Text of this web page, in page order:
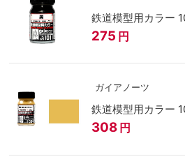
鉄道模型用カラー
275 円
ガイアノーツ
鉄道模型用カラー
308 円